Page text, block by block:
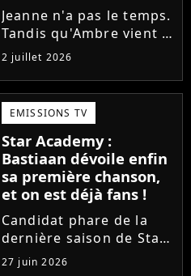
Jeanne n'a pas le temps.
Tandis qu'Ambre vient à
peine de dévoiler son
premier single, l'ex-
candidate de la Star
Academy s'apprête à
sortir un troisième titre
(Les règles) et vient...
2 juillet 2026
EMISSIONS TV
Star Academy :
Bastiaan dévoile enfin
sa première chanson,
et on est déjà fans !
Candidat phare de la
dernière saison de Star
Academy, Bastiaan fait
27 juin 2026